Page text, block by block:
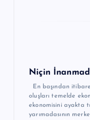
Niçin
En başından
oluşları temelde
ekonomisini ayakta
yarımadasının